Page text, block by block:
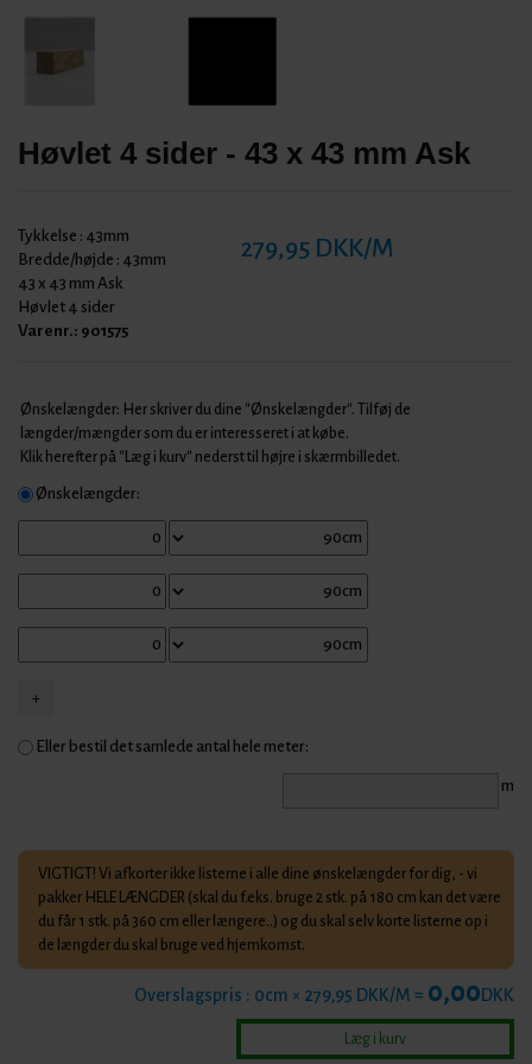
Høvlet 4 sider - 43 x 43 mm Ask
Tykkelse : 43mm
Bredde/højde : 43mm
43 x 43 mm Ask
Høvlet 4 sider
Varenr.: 901575
279,95 DKK/M
Ønskelængder: Her skriver du dine "Ønskelængder". Tilføj de
længder/mængder som du er interesseret i at købe.
Klik herefter på "Læg i kurv" nederst til højre i skærmbilledet.
Ønskelængder:
Eller bestil det samlede antal hele meter:
m
VIGTIGT! Vi afkorter ikke listerne i alle dine ønskelængder for dig, - vi
pakker HELE LÆNGDER (skal du f.eks. bruge 2 stk. på 180 cm kan det være
du får 1 stk. på 360 cm eller længere..) og du skal selv korte listerne op i
de længder du skal bruge ved hjemkomst.
Overslagspris : 0cm × 279,95 DKK/M = 0,00DKK